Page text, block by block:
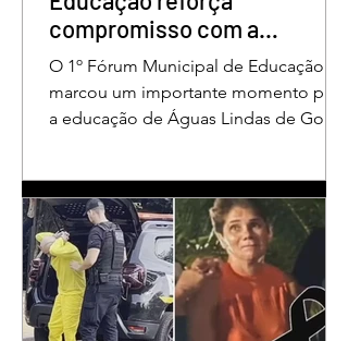
compromisso com a
valorização dos educadores
em Águas Lindas
O 1º Fórum Municipal de Educação
marcou um importante momento para
a educação de Águas Lindas de Goiás,
para promover conhecimento,
reflexão, troca de experiências e
valorização daqueles que exercem um
papel fundamental na formação das
futuras gerações. Durante o evento, o
secretário municipal de Educação,